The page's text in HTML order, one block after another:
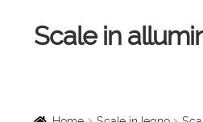
Vai
alla
Vai
al
Scale in